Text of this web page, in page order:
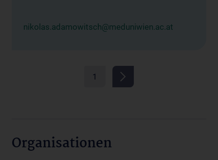
nikolas.adamowitsch@meduniwien.ac.at
1
Organisationen